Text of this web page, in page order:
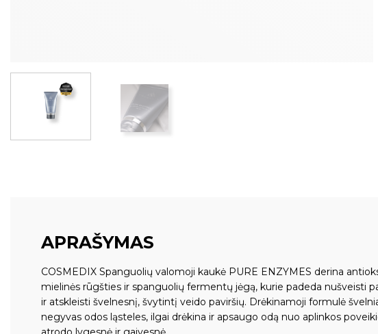
APRAŠYMAS
COSMEDIX Spanguolių valomoji kaukė PURE ENZYMES derina
mielinės rūgšties ir spanguolių fermentų jėgą, kurie padeda nušveisti
ir atskleisti švelnesnį, švytintį veido paviršių. Drėkinamoji formulė
negyvas odos ląsteles, ilgai drėkina ir apsaugo odą nuo aplinkos